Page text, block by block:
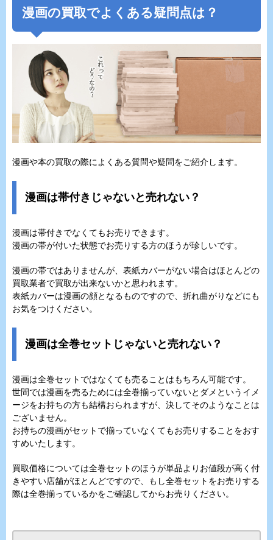
漫画の買取でよくある疑問点は？
漫画や本の買取の際によくある質問や疑問をご紹介します。
漫画は帯付きじゃないと売れない？
漫画は帯付きでなくてもお売りできます。
漫画の帯が付いた状態でお売りする方のほうが珍しいです。
漫画の帯ではありませんが、表紙カバーがない場合はほとんどの
買取業者で買取が出来ないかと思われます。
表紙カバーは漫画の顔となるものですので、折れ曲がりなどにも
お気をつけください。
漫画は全巻セットじゃないと売れない？
漫画は全巻セットではなくても売ることはもちろん可能です。
世間では漫画を売るためには全巻揃っていないとダメというイメ
ージをお持ちの方も結構おられますが、決してそのようなことは
ございません。
お持ちの漫画がセットで揃っていなくてもお売りすることをおす
すめいたします。
買取価格については全巻セットのほうが単品よりお値段が高く付
きやすい店舗がほとんどですので、もし全巻セットをお売りする
際は全巻揃っているかをご確認してからお売りください。